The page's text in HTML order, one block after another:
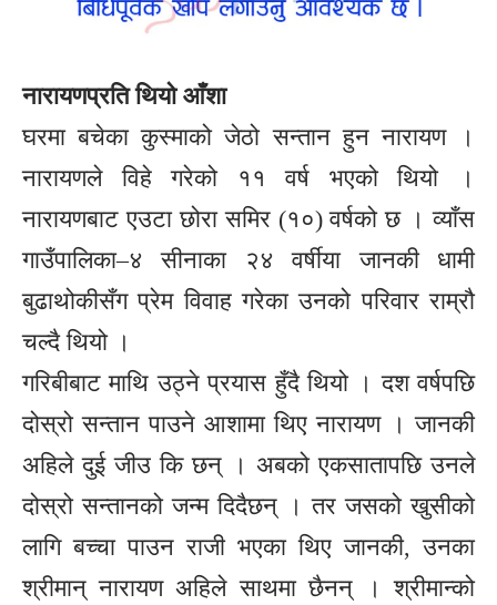
नारायणप्रति थियो आँशा
घरमा बचेका कुस्माको जेठो सन्तान हुन नारायण ।
नारायणले विहे गरेको ११ वर्ष भएको थियो ।
नारायणबाट एउटा छोरा समिर (१०) वर्षको छ । व्याँस
गाउँपालिका–४ सीनाका २४ वर्षीया जानकी धामी
बुढाथोकीसँग प्रेम विवाह गरेका उनको परिवार राम्रौ
चल्दै थियो ।
गरिबीबाट माथि उठ्ने प्रयास हुँदै थियो । दश वर्षपछि
दोस्रो सन्तान पाउने आशामा थिए नारायण । जानकी
अहिले दुई जीउ कि छन् । अबको एकसातापछि उनले
दोस्रो सन्तानको जन्म दिदैछन् । तर जसको खुसीको
लागि बच्चा पाउन राजी भएका थिए जानकी, उनका
श्रीमान् नारायण अहिले साथमा छैनन् । श्रीमान्को